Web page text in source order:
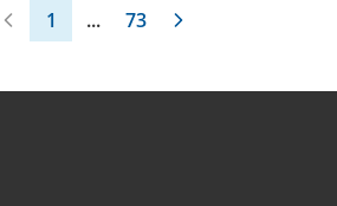
1 ... 73